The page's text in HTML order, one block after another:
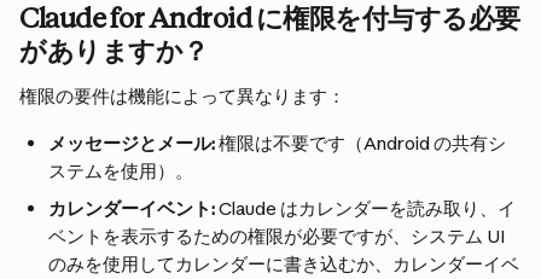
Claude for Android に権限を付与する必要
がありますか？
権限の要件は機能によって異なります：
メッセージとメール: 権限は不要です（Android の共有シ
ステムを使用）。
カレンダーイベント: Claude はカレンダーを読み取り、イ
ベントを表示するための権限が必要ですが、システム UI
のみを使用してカレンダーに書き込むか、カレンダーイベ